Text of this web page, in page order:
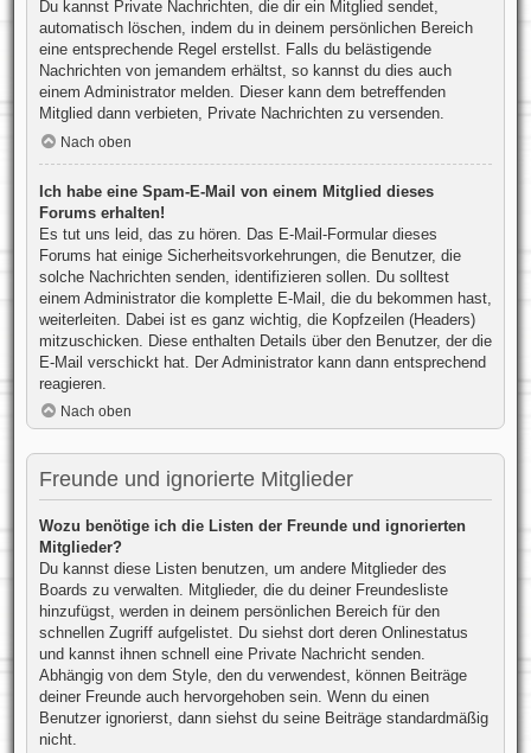
Du kannst Private Nachrichten, die dir ein Mitglied sendet,
automatisch löschen, indem du in deinem persönlichen Bereich
eine entsprechende Regel erstellst. Falls du belästigende
Nachrichten von jemandem erhältst, so kannst du dies auch
einem Administrator melden. Dieser kann dem betreffenden
Mitglied dann verbieten, Private Nachrichten zu versenden.
Nach oben
Ich habe eine Spam-E-Mail von einem Mitglied dieses
Forums erhalten!
Es tut uns leid, das zu hören. Das E-Mail-Formular dieses
Forums hat einige Sicherheitsvorkehrungen, die Benutzer, die
solche Nachrichten senden, identifizieren sollen. Du solltest
einem Administrator die komplette E-Mail, die du bekommen hast,
weiterleiten. Dabei ist es ganz wichtig, die Kopfzeilen (Headers)
mitzuschicken. Diese enthalten Details über den Benutzer, der die
E-Mail verschickt hat. Der Administrator kann dann entsprechend
reagieren.
Nach oben
Freunde und ignorierte Mitglieder
Wozu benötige ich die Listen der Freunde und ignorierten
Mitglieder?
Du kannst diese Listen benutzen, um andere Mitglieder des
Boards zu verwalten. Mitglieder, die du deiner Freundesliste
hinzufügst, werden in deinem persönlichen Bereich für den
schnellen Zugriff aufgelistet. Du siehst dort deren Onlinestatus
und kannst ihnen schnell eine Private Nachricht senden.
Abhängig von dem Style, den du verwendest, können Beiträge
deiner Freunde auch hervorgehoben sein. Wenn du einen
Benutzer ignorierst, dann siehst du seine Beiträge standardmäßig
nicht.